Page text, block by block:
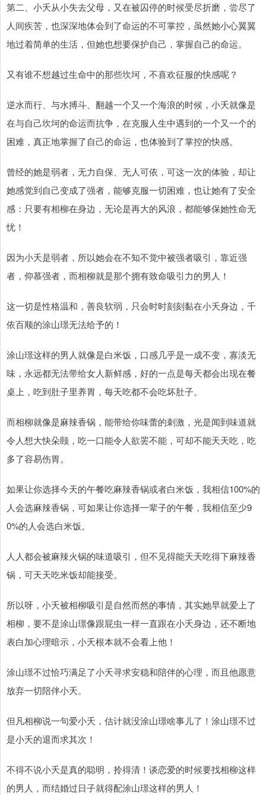
第二、小夭从小失去父母，又在被囚停的时候受尽折磨，尝尽了
人间疾苦，也深深地体会到了命运的不可掌控，虽然她小心翼翼
地过着简单的生活，但她也想要保护自己，掌握自己的命运。
又有谁不想越过生命中的那些坎坷，不喜欢征服的快感呢？
逆水而行、与水搏斗、翻越一个又一个海浪的时候，小夭就像是
在与自己坎坷的命运而抗争，在克服人生中遇到的一个又一个的
困难，真正地掌握了自己的命运，也体验到了掌控的快感。
曾经的她是弱者，无力自保、无人可依，可这一次的体验，却让
她感觉到自己变成了强者，能够克服一切困难，也让她有了安全
感：只要有相柳在身边，无论是再大的风浪，都能够保她性命无
忧！
因为小夭是弱者，所以她会在不知不觉中被强者吸引，靠近强
者，仰慕强者，而相柳就是那个拥有致命吸引力的男人！
这一切是性格温和，善良软弱，只会时时刻刻黏在小夭身边，千
依百顺的涂山璟无法给予的！
涂山璟这样的男人就像是白米饭，口感几乎是一成不变，寡淡无
味，永远都无法带给女人新鲜感，好的一点是每天都会出现在餐
桌上，吃到肚子里养胃，每天吃都不会吃坏肚子。
而相柳就像是麻辣香锅，能带给你味蕾的刺激，光是闻到味道就
令人想大快朵颐，吃一口能令人欲罢不能，可却不能天天吃，吃
多了容易伤胃。
如果让你选择今天的午餐吃麻辣香锅或者白米饭，我相信100%的
人会选麻辣香锅，可如果让你选择一辈子的午餐，我相信至少9
0%的人会选白米饭。
人人都会被麻辣火锅的味道吸引，但不见得能天天吃得下麻辣香
锅，可天天吃米饭却能接受。
所以呀，小夭被相柳吸引是自然而然的事情，其实她早就爱上了
相柳，要不是涂山璟像跟屁虫一样一直跟在小夭身边，还不断地
表白加心理暗示，小夭根本就不会看上他！
涂山璟不过恰巧满足了小夭寻求安稳和陪伴的心理，而且他愿意
放弃一切陪伴小夭。
但凡相柳说一句爱小夭，估计就没涂山璟啥事儿了！涂山璟不过
是小夭的退而求其次！
不得不说小夭是真的聪明，拎得清！谈恋爱的时候要找相柳这样
的男人，而结婚过日子就得配涂山璟这样的男人！